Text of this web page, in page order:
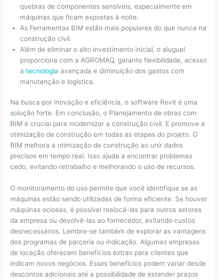
quebras de componentes sensíveis, especialmente em
máquinas que ficam expostas à noite.
As Ferramentas BIM estão mais populares do que nunca na
construção civil.
Além de eliminar o alto investimento inicial, o aluguel
proporciona com a AGROMAQ, garante flexibilidade, acesso
atecnologia avançada e diminuição dos gastos com
manutenção e logística.
Na busca por inovação e eficiência, o software Revit é uma
solução forte. Em conclusão, o Planejamento de obras com
BIM é crucial para modernizar a construção civil. E promove a
otimização de construção em todas as etapas do projeto. O
BIM melhora a otimização de construção ao unir dados
precisos em tempo real. Isso ajuda a encontrar problemas
cedo, evitando retrabalho e melhorando o uso de recursos.
O monitoramento do uso permite que você identifique se as
máquinas estão sendo utilizadas de forma eficiente. Se houver
máquinas ociosas, é possível realocá-las para outros setores
da empresa ou devolvê-las ao fornecedor, evitando custos
desnecessários. Lembre-se também de explorar as vantagens
dos programas de parceria ou indicação. Algumas empresas
de locação oferecem benefícios extras para clientes que
indicam novos negócios. Esses benefícios podem variar desde
descontos adicionais até a possibilidade de estender prazos